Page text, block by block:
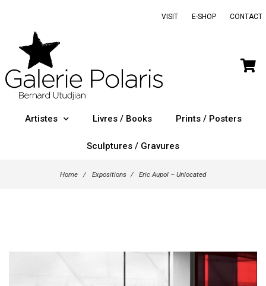
VISIT E-SHOP CONTACT
Artistes Livres / Books Prints / Posters
Sculptures / Gravures
Home / Expositions / Eric Aupol – Unlocated